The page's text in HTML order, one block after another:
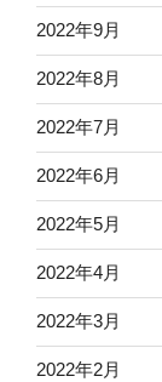
2022年9月
2022年8月
2022年7月
2022年6月
2022年5月
2022年4月
2022年3月
2022年2月